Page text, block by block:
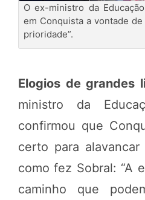
O ex-ministro da
em Conquista a vontade
prioridade”.
Elogios de grandes
ministro da
confirmou que
certo para
como fez Sobral: “A
caminho que